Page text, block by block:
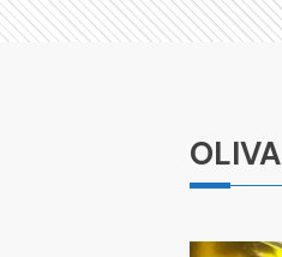
OLIVA